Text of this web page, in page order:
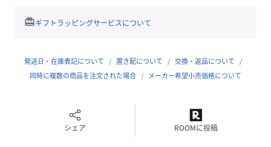
素材
トップス:
パンツ:
表地:ポリエステル100%
石油系ドライクリーニング
redeemギフトラッピングサービスについて
発送日・在庫表記について 置き配について
交換・返品について
同時に複数の商品を注文された場合
メーカー希望小売価格について
シェア ROOMに投稿